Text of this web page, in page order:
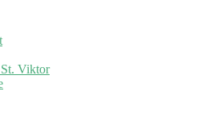
Viktor